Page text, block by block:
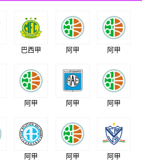
巴西甲 阿甲 阿甲
阿甲 阿甲 阿甲
阿甲 阿甲 阿甲